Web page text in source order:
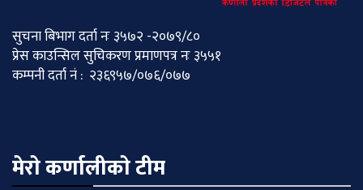
सुचना बिभाग दर्ता नः ३५७२ -२०७९/८०
प्रेस काउन्सिल सुचिकरण प्रमाणपत्र नः ३५५१
कम्पनी दर्ता नं : २३६९५७/०७६/०७७
मेराे कर्णालीकाे टीम